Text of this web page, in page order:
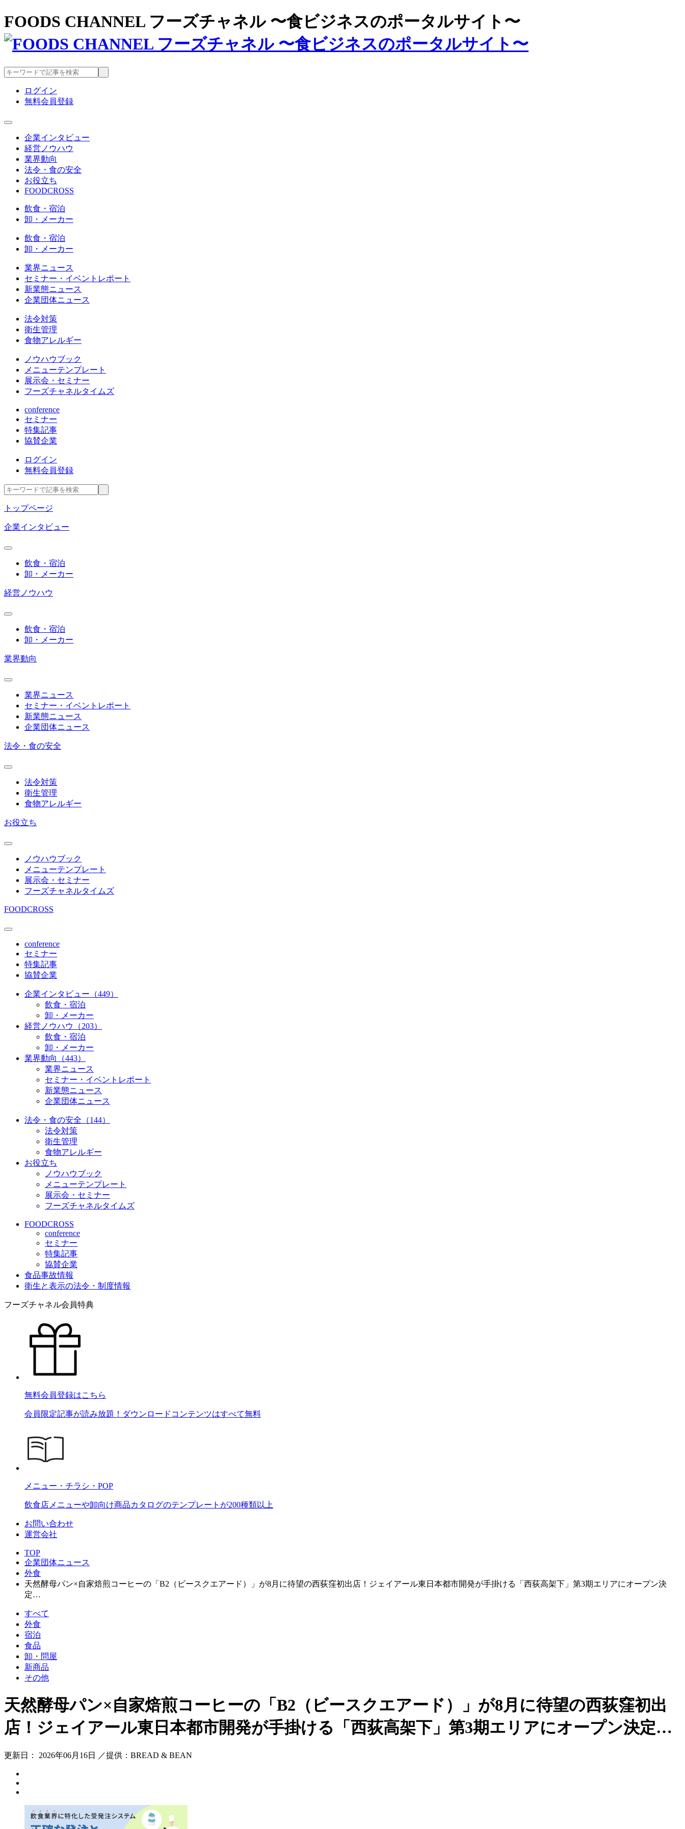
FOODS CHANNEL フーズチャネル 〜食ビジネスのポータルサイト〜
ログイン
無料会員登録
企業インタビュー
経営ノウハウ
業界動向
法令・食の安全
お役立ち
FOODCROSS
飲食・宿泊
卸・メーカー
飲食・宿泊
卸・メーカー
業界ニュース
セミナー・イベントレポート
新業態ニュース
企業団体ニュース
法令対策
衛生管理
食物アレルギー
ノウハウブック
メニューテンプレート
展示会・セミナー
フーズチャネルタイムズ
conference
セミナー
特集記事
協賛企業
ログイン
無料会員登録
トップページ
企業インタビュー
飲食・宿泊
卸・メーカー
経営ノウハウ
飲食・宿泊
卸・メーカー
業界動向
業界ニュース
セミナー・イベントレポート
新業態ニュース
企業団体ニュース
法令・食の安全
法令対策
衛生管理
食物アレルギー
お役立ち
ノウハウブック
メニューテンプレート
展示会・セミナー
フーズチャネルタイムズ
FOODCROSS
conference
セミナー
特集記事
協賛企業
企業インタビュー（449）
飲食・宿泊
卸・メーカー
経営ノウハウ（203）
飲食・宿泊
卸・メーカー
業界動向（443）
業界ニュース
セミナー・イベントレポート
新業態ニュース
企業団体ニュース
法令・食の安全（144）
法令対策
衛生管理
食物アレルギー
お役立ち
ノウハウブック
メニューテンプレート
展示会・セミナー
フーズチャネルタイムズ
FOODCROSS
conference
セミナー
特集記事
協賛企業
食品事故情報
衛生と表示の法令・制度情報
フーズチャネル会員特典
無料会員登録はこちら
会員限定記事が読み放題！ダウンロードコンテンツはすべて無料
メニュー・チラシ・POP
飲食店メニューや卸向け商品カタログのテンプレートが200種類以上
お問い合わせ
運営会社
TOP
企業団体ニュース
外食
天然酵母パン×自家焙煎コーヒーの「B2（ビースクエアード）」が8月に待望の西荻窪初出店！ジェイアール東日本都市開発が手掛ける「西荻高架下」第3期エリアにオープン決
定…
すべて
外食
宿泊
食品
卸・問屋
新商品
その他
天然酵母パン×自家焙煎コーヒーの「B2（ビースクエアード）」が8月に待望の西荻窪初出
店！ジェイアール東日本都市開発が手掛ける「西荻高架下」第3期エリアにオープン決定…
更新日： 2026年06月16日 ／提供：BREAD & BEAN